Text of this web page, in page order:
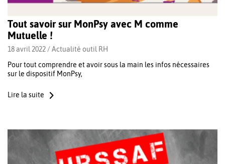
Tout savoir sur MonPsy avec M comme
Mutuelle !
18 avril 2022 /Actualité outil RH
Pour tout comprendre et avoir sous la main les infos nécessaires
sur le dispositif MonPsy,
Lire la suite